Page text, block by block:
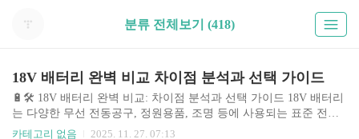
분류 전체보기 (418)
18V 배터리 완벽 비교 차이점 분석과 선택 가이드
🔋🛠️ 18V 배터리 완벽 비교: 차이점 분석과 선택 가이드 18V 배터리
는 다양한 무선 전동공구, 정원용품, 조명 등에 사용되는 표준 전압
으로, 가정용부터 전문가용까지 폭넓게 활용됩니다. 최근에는 배터
카테고리 없음 2025. 11. 27. 07:13